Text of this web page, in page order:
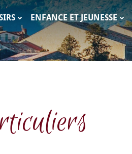
ENFANCE ET JEUNESSE